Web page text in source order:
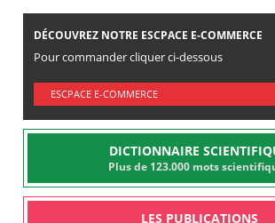
DÉCOUVREZ NOTRE ESCPACE E-COMMERCE
Pour commander cliquer ci-dessous
ESCPACE E-COMMERCE
DICTIONNAIRE
Plus de 123.000 mots
LES PUBLICATIONS